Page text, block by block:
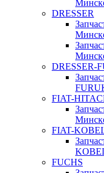
DRESSER
DRESSER-
FIAT-
FIAT-
FUCHS